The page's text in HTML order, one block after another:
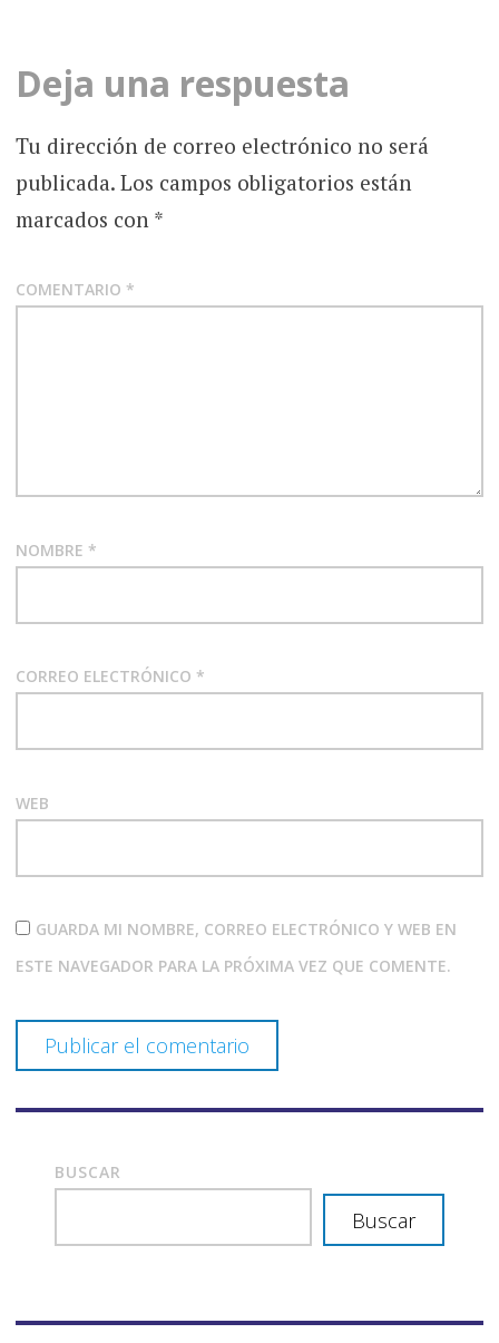
Deja una respuesta
Tu dirección de correo electrónico no será
publicada. Los campos obligatorios están
marcados con *
COMENTARIO *
NOMBRE *
CORREO ELECTRÓNICO *
WEB
GUARDA MI NOMBRE, CORREO ELECTRÓNICO Y WEB EN
ESTE NAVEGADOR PARA LA PRÓXIMA VEZ QUE COMENTE.
BUSCAR
Buscar